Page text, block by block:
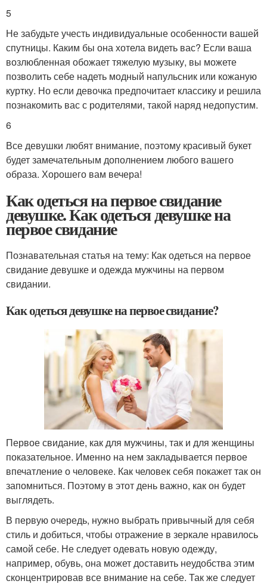
5
Не забудьте учесть индивидуальные особенности вашей
спутницы. Каким бы она хотела видеть вас? Если ваша
возлюбленная обожает тяжелую музыку, вы можете
позволить себе надеть модный напульсник или кожаную
куртку. Но если девочка предпочитает классику и решила
познакомить вас с родителями, такой наряд недопустим.
6
Все девушки любят внимание, поэтому красивый букет
будет замечательным дополнением любого вашего
образа. Хорошего вам вечера!
Как одеться на первое свидание
девушке. Как одеться девушке на
первое свидание
Познавательная статья на тему: Как одеться на первое
свидание девушке и одежда мужчины на первом
свидании.
Как одеться девушке на первое свидание?
Первое свидание, как для мужчины, так и для женщины
показательное. Именно на нем закладывается первое
впечатление о человеке. Как человек себя покажет так он
запомниться. Поэтому в этот день важно, как он будет
выглядеть.
В первую очередь, нужно выбрать привычный для себя
стиль и добиться, чтобы отражение в зеркале нравилось
самой себе. Не следует одевать новую одежду,
например, обувь, она может доставить неудобства этим
сконцентрировав все внимание на себе. Так же следует